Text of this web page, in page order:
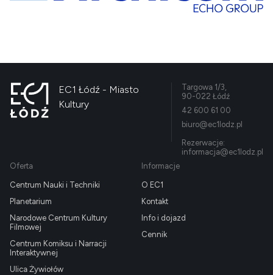
EC1 Łódź - Miasto
Kultury
Targowa 1/3,
90-022 Łódź
42 600 61 00
biuro@ec1lodz.pl
Rezerwacje:
informacja@ec1lodz.pl
Oferta
Centrum Nauki i Techniki
Planetarium
Narodowe Centrum Kultury
Filmowej
Centrum Komiksu i Narracji
Interaktywnej
Ulica Żywiołów
Informacje
O EC1
Kontakt
Info i dojazd
Cennik